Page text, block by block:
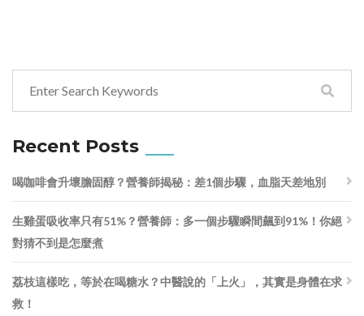
Recent Posts
喝咖啡會升壞膽固醇？營養師揭秘：差1個步驟，血脂天差地別
生雞蛋吸收率只有51%？營養師：多一個步驟瞬間飆到91%！你絕
對猜不到是怎麼煮
荔枝這樣吃，等於在喝糖水？中醫說的「上火」，其實是身體在求
救！